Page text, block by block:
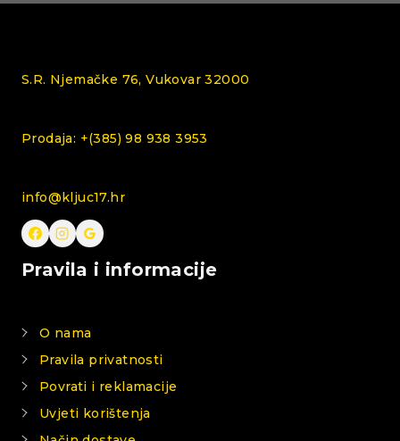
S.R. Njemačke 76, Vukovar 32000
Prodaja: +(385) 98 938 3953
info@kljuc17.hr
Pravila i informacije
O nama
Pravila privatnosti
Povrati i reklamacije
Uvjeti korištenja